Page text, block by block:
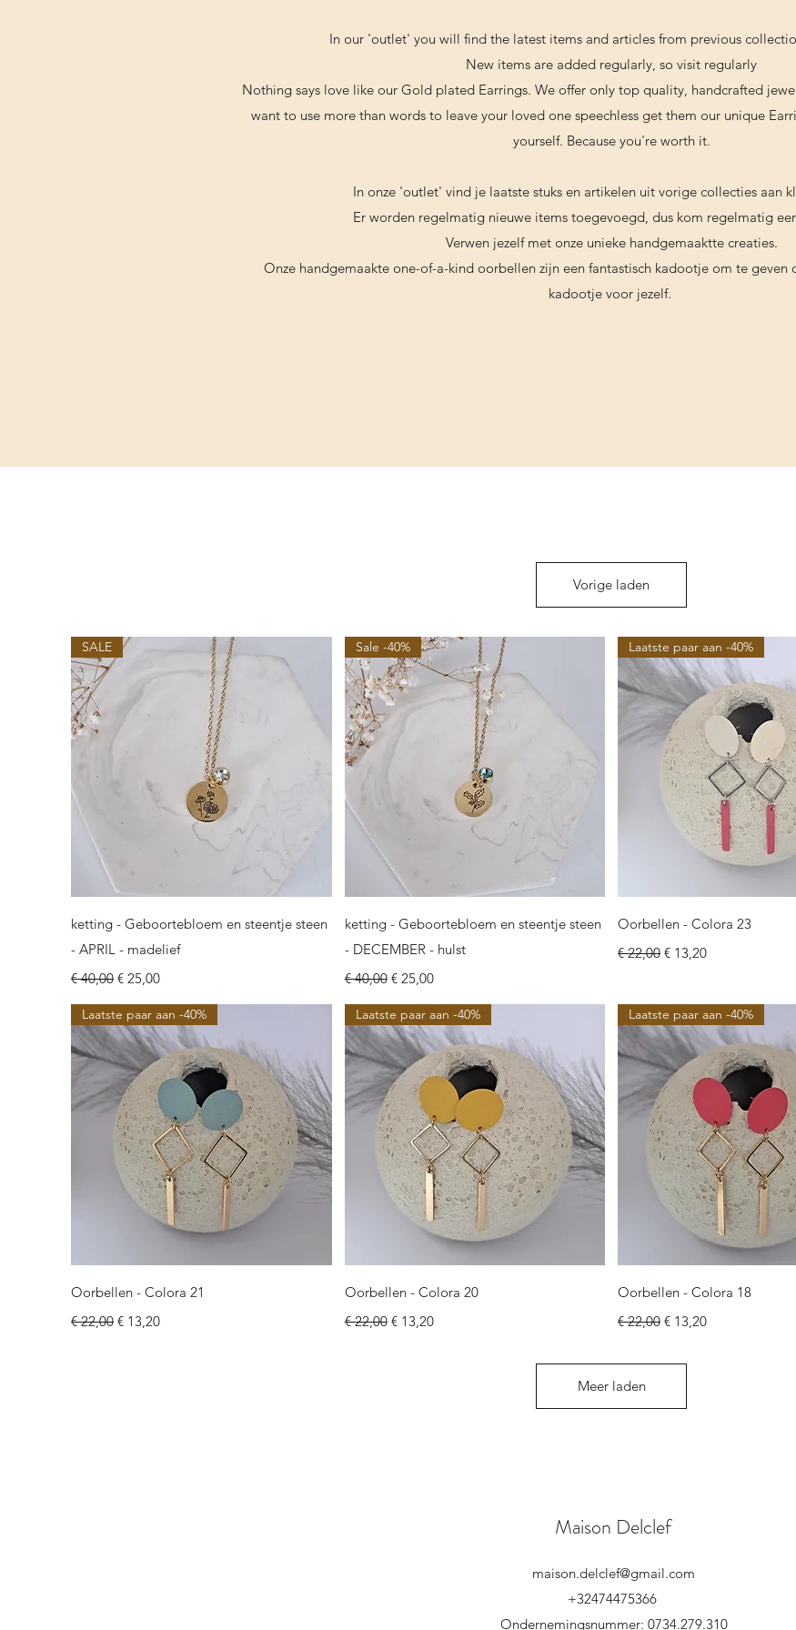
In our 'outlet' you will find the latest items and articles from previous
New items are added regularly, so visit regularly
Nothing says love like our Gold plated Earrings. We offer only top quality, handcrafted
want to use more than words to leave your loved one speechless get them our unique
yourself. Because you're worth it.
In onze 'outlet' vind je laatste stuks en artikelen uit vorige collecties aan
Er worden regelmatig nieuwe items toegevoegd, dus kom regelmatig
Verwen jezelf met onze unieke handgemaaktte creaties.
Onze handgemaakte one-of-a-kind oorbellen zijn een fantastisch kadootje om te
kadootje voor jezelf.
Vorige laden
Snel overzicht
SALE
ketting - Geboortebloem en steentje steen
- APRIL - madelief
Normale prijs
€ 40,00 Verkoopprijs
€ 25,00
Snel overzicht
Sale -40%
ketting - Geboortebloem en steentje steen
- DECEMBER - hulst
Normale prijs
€ 40,00 Verkoopprijs
€ 25,00
Snel overzicht
Laatste paar aan -40%
Oorbellen - Colora 23
Normale prijs
€ 22,00 Verkoopprijs
€ 13,20
Snel overzicht
Laatste paar aan -40%
Oorbellen - Colora 21
Normale prijs
€ 22,00 Verkoopprijs
€ 13,20
Snel overzicht
Laatste paar aan -40%
Oorbellen - Colora 20
Normale prijs
€ 22,00 Verkoopprijs
€ 13,20
Snel overzicht
Laatste paar aan -40%
Oorbellen - Colora 18
Normale prijs
€ 22,00 Verkoopprijs
€ 13,20
Meer laden
Maison Delclef
maison.delclef@gmail.com
+32474475366
Ondernemingsnummer: 0734.279.310